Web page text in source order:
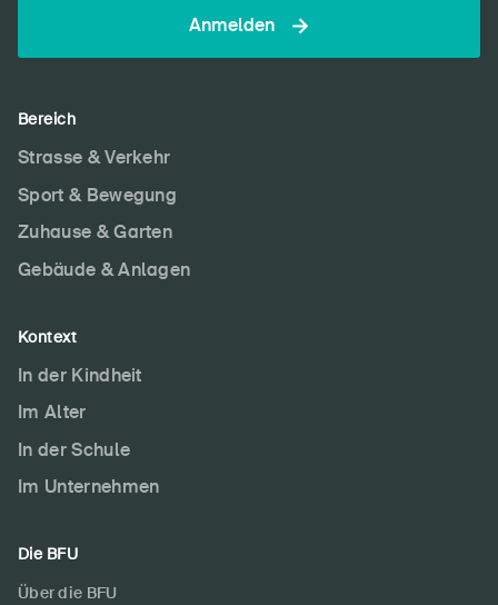
Anmelden
Bereich
Strasse & Verkehr
Sport & Bewegung
Zuhause & Garten
Gebäude & Anlagen
Kontext
In der Kindheit
Im Alter
In der Schule
Im Unternehmen
Die BFU
Über die BFU